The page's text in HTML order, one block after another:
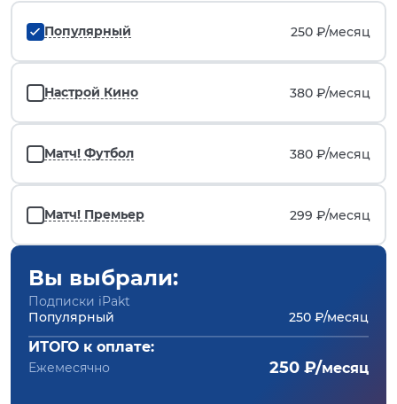
Популярный 250 ₽/месяц
Настрой Кино 380 ₽/месяц
Матч! Футбол 380 ₽/месяц
Матч! Премьер 299 ₽/месяц
Вы выбрали:
Подписки iPakt
Популярный
250 ₽/месяц
ИТОГО к оплате:
Ежемесячно 250 ₽/месяц